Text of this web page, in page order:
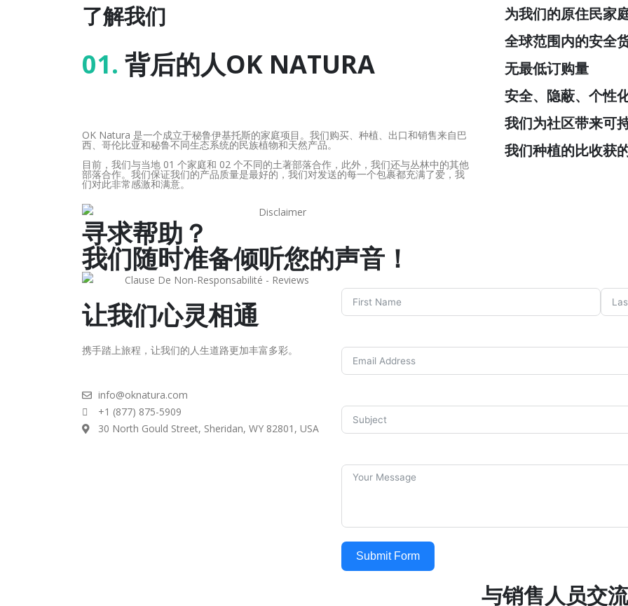
了解我们
01. 背后的人OK NATURA
OK Natura 是一个成立于秘鲁伊基托斯的家庭项目。我们购买、种植、出口和销售来自巴
西、哥伦比亚和秘鲁不同生态系统的民族植物和天然产品。
目前，我们与当地 01 个家庭和 02 个不同的土著部落合作，此外，我们还与丛林中的其他
部落合作。我们保证我们的产品质量是最好的，我们对发送的每一个包裹都充满了爱，我
们对此非常感激和满意。
为我们的原住民家
全球范围内的安全
无最低订购量
安全、隐蔽、个性
我们为社区带来可
我们种植的比收获
寻求帮助？
我们随时准备倾听您的声音！
让我们心灵相通
携手踏上旅程，让我们的人生道路更加丰富多彩。
info@oknatura.com
+1 (877) 875-5909
30 North Gould Street, Sheridan, WY 82801, USA
Submit Form
与销售人员交流